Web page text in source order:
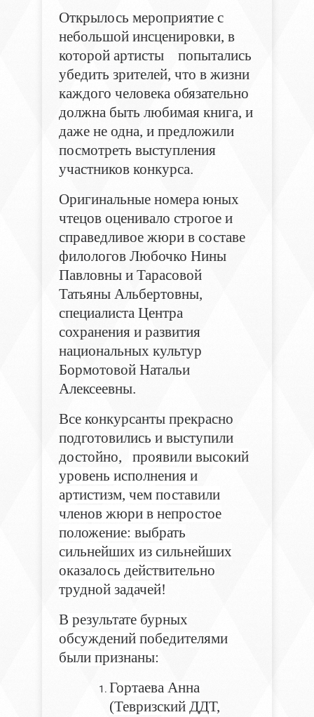
Открылось мероприятие с
небольшой инсценировки, в
которой артисты попытались
убедить зрителей, что в жизни
каждого человека обязательно
должна быть любимая книга, и
даже не одна, и предложили
посмотреть выступления
участников конкурса.
Оригинальные номера юных
чтецов оценивало строгое и
справедливое жюри в составе
филологов Любочко Нины
Павловны и Тарасовой
Татьяны Альбертовны,
специалиста Центра
сохранения и развития
национальных культур
Бормотовой Натальи
Алексеевны.
Все конкурсанты прекрасно
подготовились и выступили
достойно,
проявили высокий
уровень исполнения и
артистизм, чем поставили
членов жюри в непростое
положение: выбрать
сильнейших из сильнейших
оказалось действительно
трудной задачей!
В результате бурных
обсуждений победителями
были признаны:
Гортаева Анна
(Тевризский ДДТ,